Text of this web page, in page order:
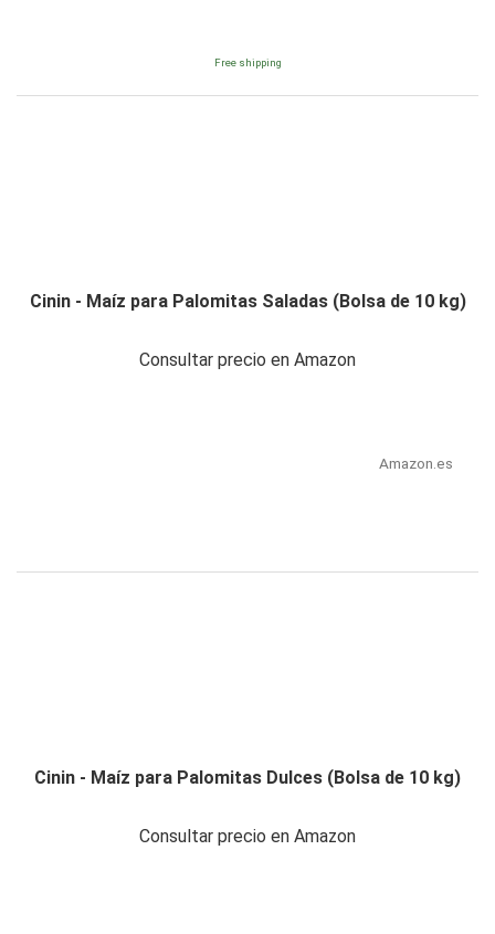
Free shipping
Cinin - Maíz para Palomitas Saladas (Bolsa de 10 kg)
Consultar precio en Amazon
Amazon.es
Cinin - Maíz para Palomitas Dulces (Bolsa de 10 kg)
Consultar precio en Amazon